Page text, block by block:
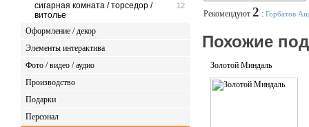
12
сигарная комната / торседор /
витолье
Оформление / декор
Элементы интерактива
Фото / видео / аудио
Производство
Подарки
Персонал
Рекомендуют 2 : Горбатов
Похожие
Золотой Миндаль